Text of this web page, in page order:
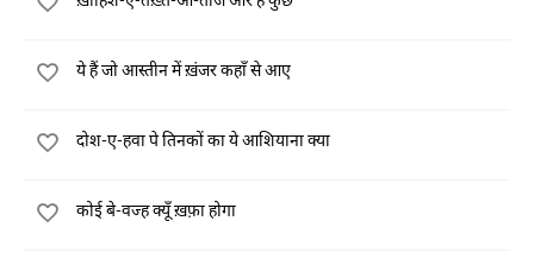
ये हैं जो आस्तीन में ख़ंजर कहाँ से आए
दोश-ए-हवा पे तिनकों का ये आशियाना क्या
कोई बे-वज्ह क्यूँ ख़फ़ा होगा